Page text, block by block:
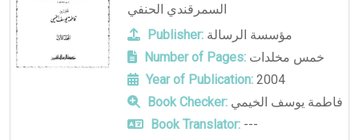
السمرقندي الحنفي
Publisher: مؤسسة الرسالة
Number of Pages: خمس مخلدات
Year of Publication:2004
Book Checker: فاطمة يوسف الخيمي
Book Translator:---